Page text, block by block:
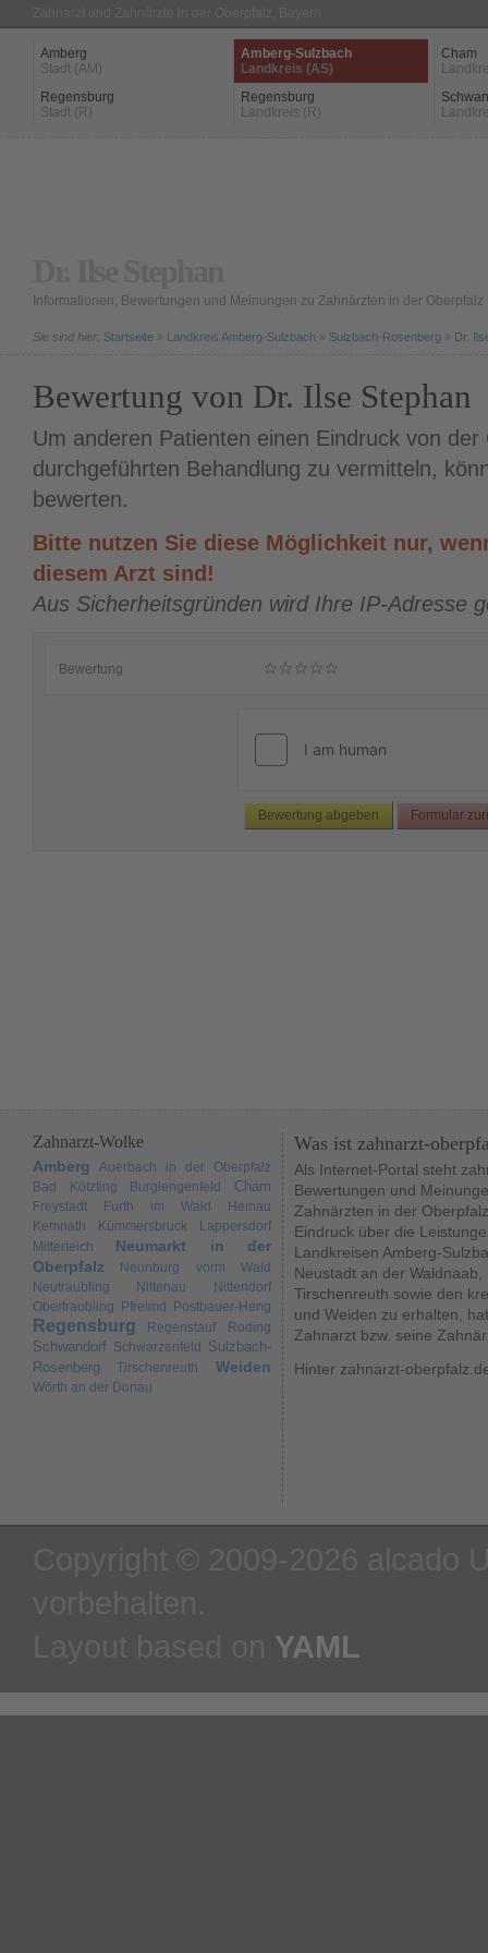
Amberg
Stadt (AM)
Amberg-Sulzbach
Landkreis (AS)
Cham
Regensburg
Stadt (R)
Regensburg
Landkreis (R)
Informationen, Bewertungen und Meinungen zu Zahnärzten in der Oberpfalz
Sie sind hier: Startseite » Landkreis Amberg-Sulzbach » Sulzbach-Rosenberg » Dr.
Bewertung von Dr. Ilse Stephan
Um anderen Patienten einen Eindruck von
durchgeführten Behandlung zu vermitteln,
bewerten.
Bitte nutzen Sie diese Möglichkeit nur,
diesem Arzt sind!
Aus Sicherheitsgründen wird Ihre IP-Adresse
Bewertung
Zahnarzt-Wolke
Amberg
Auerbach in der Oberpfalz
Bad Kötzting
Burglengenfeld Cham
Freystadt Furth im Wald
Hemau
Kemnath
Kümmersbruck
Lappersdorf
Mitterteich
Neumarkt in der
Oberpfalz
Neunburg vorm Wald
Neutraubling
Nittenau
Nittendorf
Obertraubling
Pfreimd Postbauer-Heng
Regensburg Regenstauf Roding
Schwandorf Schwarzenfeld
Sulzbach-
Rosenberg
Tirschenreuth Weiden
Wörth an der Donau
Was ist zahnarzt-
Als Internet-Portal steht
Bewertungen und
Zahnärzten in der
Eindruck über die
Landkreisen Amberg-
Neustadt an der
Tirschenreuth sowie den
und Weiden zu erhalten,
Zahnarzt bzw. seine
Hinter zahnarzt-
YAML